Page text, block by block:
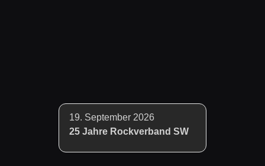
19. September 2026
25 Jahre Rockverband SW